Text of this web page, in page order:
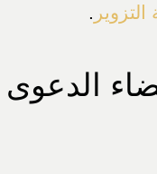
.
الدعوى